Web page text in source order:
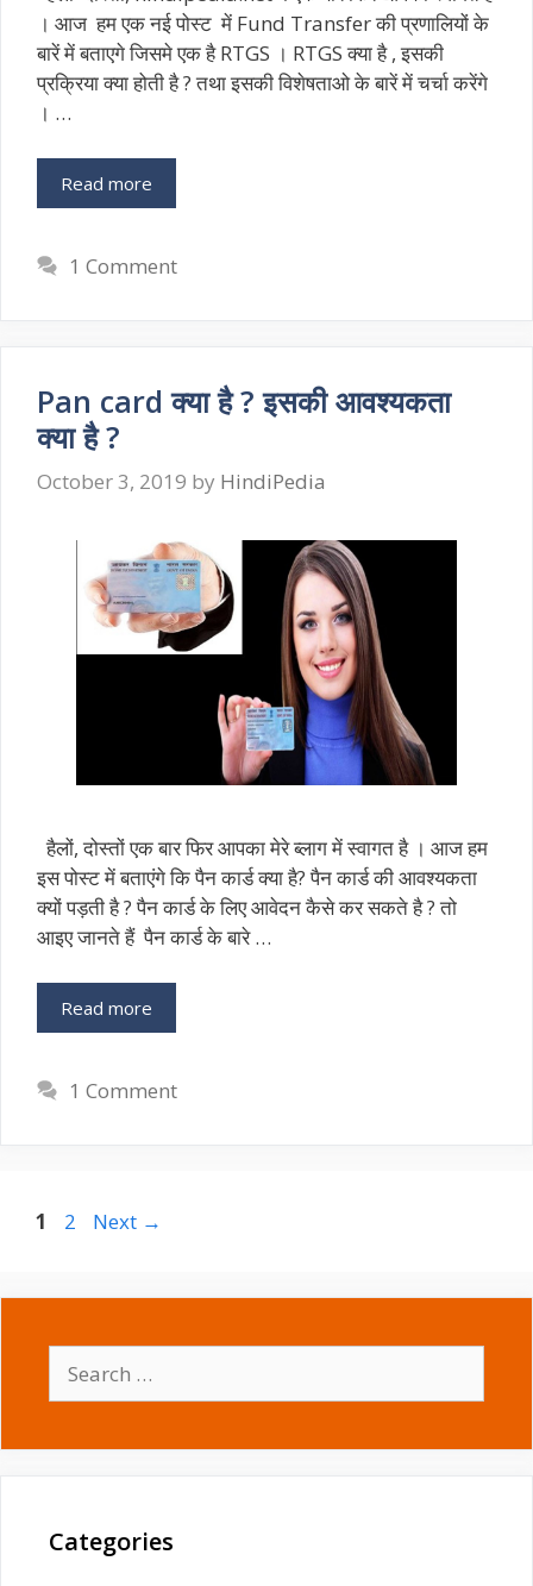
। आज हम एक नई पोस्ट में Fund Transfer की प्रणालियों के
बारें में बताएगे जिसमे एक है RTGS । RTGS क्या है , इसकी
प्रक्रिया क्या होती है ? तथा इसकी विशेषताओ के बारें में चर्चा करेंगे
। …
Read more
1 Comment
Pan card क्या है ? इसकी आवश्यकता
क्या है ?
October 3, 2019 by HindiPedia
हैलों, दोस्तों एक बार फिर आपका मेरे ब्लाग में स्वागत है । आज हम
इस पोस्ट में बताएंगे कि पैन कार्ड क्या है? पैन कार्ड की आवश्यकता
क्यों पड़ती है ? पैन कार्ड के लिए आवेदन कैसे कर सकते है ? तो
आइए जानते हैं पैन कार्ड के बारे …
Read more
1 Comment
Page
1 Page
2 Next →
for:
Categories